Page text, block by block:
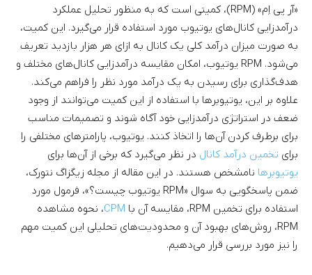
«آر پی اِم» (RPM)، کمیتی است که به منظور تحلیل عملکرد
درآمدزایی کانال‌های یوتیوب مورد استفاده قرار می‌گیرد. این کمیت،
به صورت میزان درآمد کلی یک کانال به ازای هر هزار بازدید تعریف
می‌شود. RPM یوتیوب، امکان مقایسه درآمدزایی کانال‌های مختلف و
هدف‌گذاری برای رسیدن به یک درآمد مورد نظر را فراهم می‌کند.
علاوه بر این، یوتیوبرها با استفاده از این کمیت می‌توانند از وجود
ضعف در استراتژی درآمدزایی خود آگاه شوند و تصمیمات مناسب
برای برطرف کردن آن‌ها را اتخاذ کنند. یوتیوب، پارامترهای مختلفی را
برای تخمین درآمد کانال در نظر می‌گیرد که برخی از آن‌ها برای
یوتیوبرها نامشخص هستند. در این مقاله از مجله زیگزاگ نتورک،
ضمن پاسخگویی به سوال «RPM یوتیوب چیست؟»، فرمول مورد
استفاده برای تخمین RPM، مقایسه آن با
CPM، نحوه مشاهده
RPM، روش‌های بهبود آن و محدودیت‌های تحلیلی این کمیت مهم
را نیز مورد بررسی قرار می‌دهیم.